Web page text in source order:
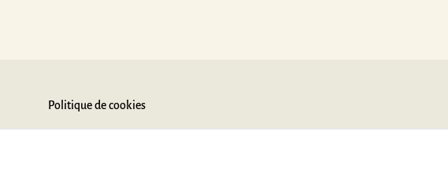
Politique de cookies